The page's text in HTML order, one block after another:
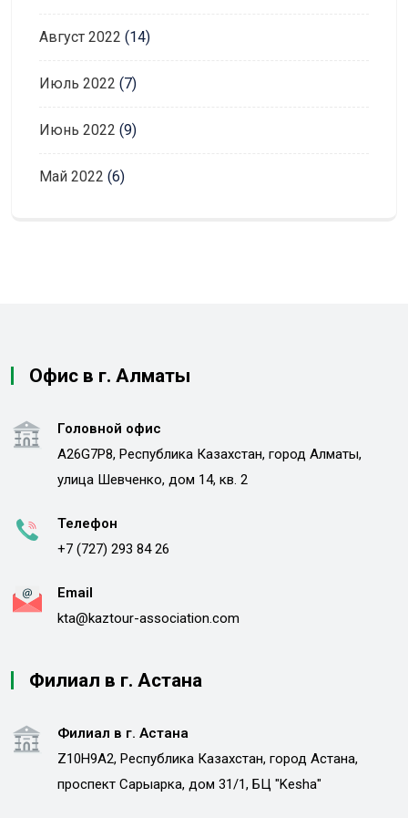
Август 2022 (14)
Июль 2022 (7)
Июнь 2022 (9)
Май 2022 (6)
Офис в г. Алматы
Головной офис
A26G7P8, Республика Казахстан, город Алматы,
улица Шевченко, дом 14, кв. 2
Телефон
+7 (727) 293 84 26
Email
kta@kaztour-association.com
Филиал в г. Астана
Филиал в г. Астана
Z10H9A2, Республика Казахстан, город Астана,
проспект Сарыарка, дом 31/1, БЦ "Kesha"